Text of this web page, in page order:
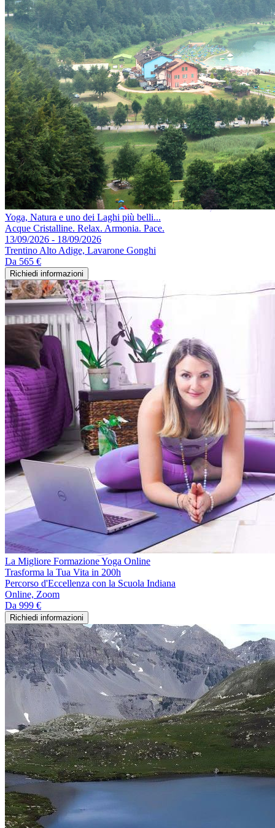
Yoga, Natura e uno dei Laghi più belli...
Acque Cristalline. Relax. Armonia. Pace.
13/09/2026 - 18/09/2026
Trentino Alto Adige, Lavarone Gonghi
Da 565 €
Richiedi informazioni
La Migliore Formazione Yoga Online
Trasforma la Tua Vita in 200h
Percorso d'Eccellenza con la Scuola Indiana
Online, Zoom
Da 999 €
Richiedi informazioni